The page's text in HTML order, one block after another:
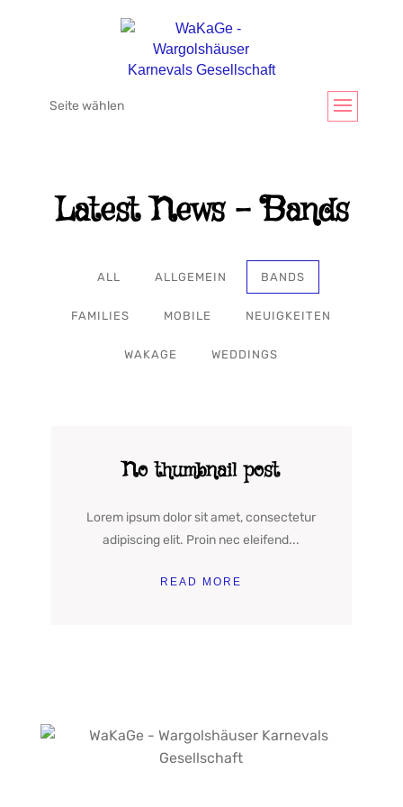
Seite wählen
Latest News - Bands
ALL ALLGEMEIN BANDS
FAMILIES MOBILE NEUIGKEITEN
WAKAGE WEDDINGS
No thumbnail post
Lorem ipsum dolor sit amet, consectetur
adipiscing elit. Proin nec eleifend...
READ MORE